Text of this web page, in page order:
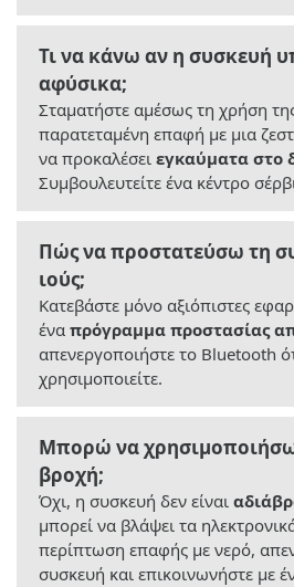
Τι να κάνω αν η συσκευή
αφύσικα;
Σταματήστε αμέσως τη χρήση
παρατεταμένη επαφή με μια
να προκαλέσει εγκαύματα στο
Συμβουλευτείτε ένα κέντρο
Πώς να προστατεύσω τη
ιούς;
Κατεβάστε μόνο αξιόπιστες
ένα πρόγραμμα προστασίας
απενεργοποιήστε το Bluetooth
χρησιμοποιείτε.
Μπορώ να
βροχή;
Όχι, η συσκευή δεν είναι
μπορεί να βλάψει τα
περίπτωση επαφής με νερό,
συσκευή και επικοινωνήστε με